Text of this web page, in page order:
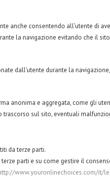
anche consentendo all’utente di
la navigazione evitando che il
dall’utente durante la
anonima e aggregata, come gli
sul sito, eventuali
da terze parti.
parti e su come gestire il
www.youronlinechoices.com/it/